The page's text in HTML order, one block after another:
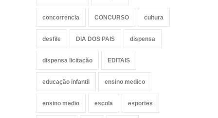
concorrencia CONCURSO cultura
desfile DIA DOS PAIS dispensa
dispensa licitação EDITAIS
educação infantil ensino medico
ensino medio escola esportes